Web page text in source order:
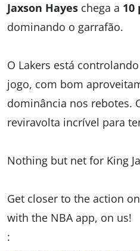
Jaxson Hayes chega a 10
dominando o garrafão.
O Lakers está
jogo, com bom
dominância nos rebotes.
reviravolta incrível para
Nothing but net for King
Get closer to the action
with the NBA app, on us!
: